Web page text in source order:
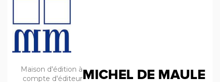
MICHEL DE MAULE
Maison d'édition à
compte d'éditeur